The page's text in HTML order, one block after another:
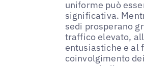
uniforme può
significativa.
sedi prosperano
traffico elevato,
entusiastiche e al
coinvolgimento